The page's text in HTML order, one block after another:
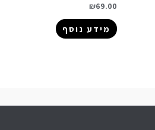
₪69.00
מידע נוסף